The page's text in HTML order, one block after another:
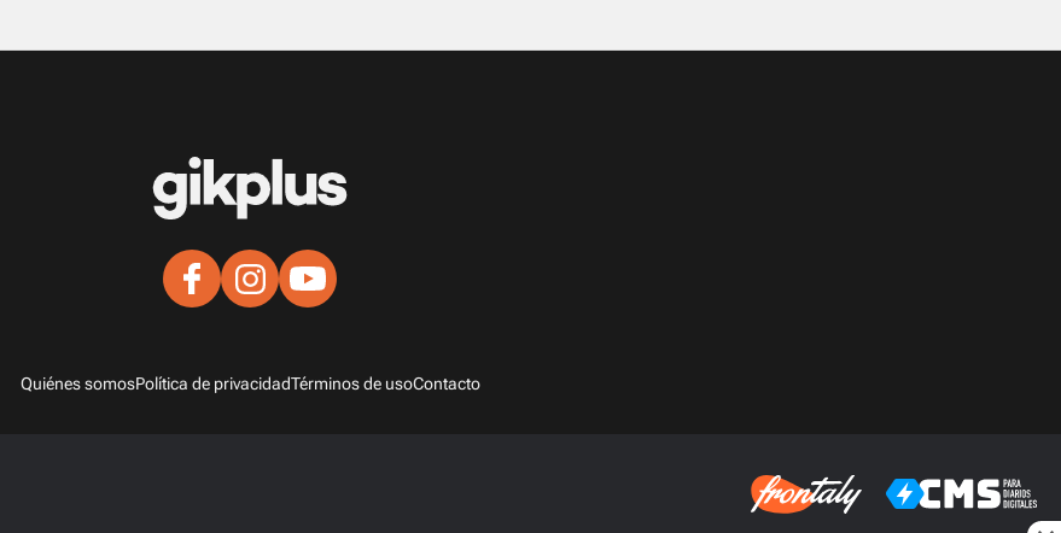
Quiénes somosPolítica de privacidadTérminos de usoContacto